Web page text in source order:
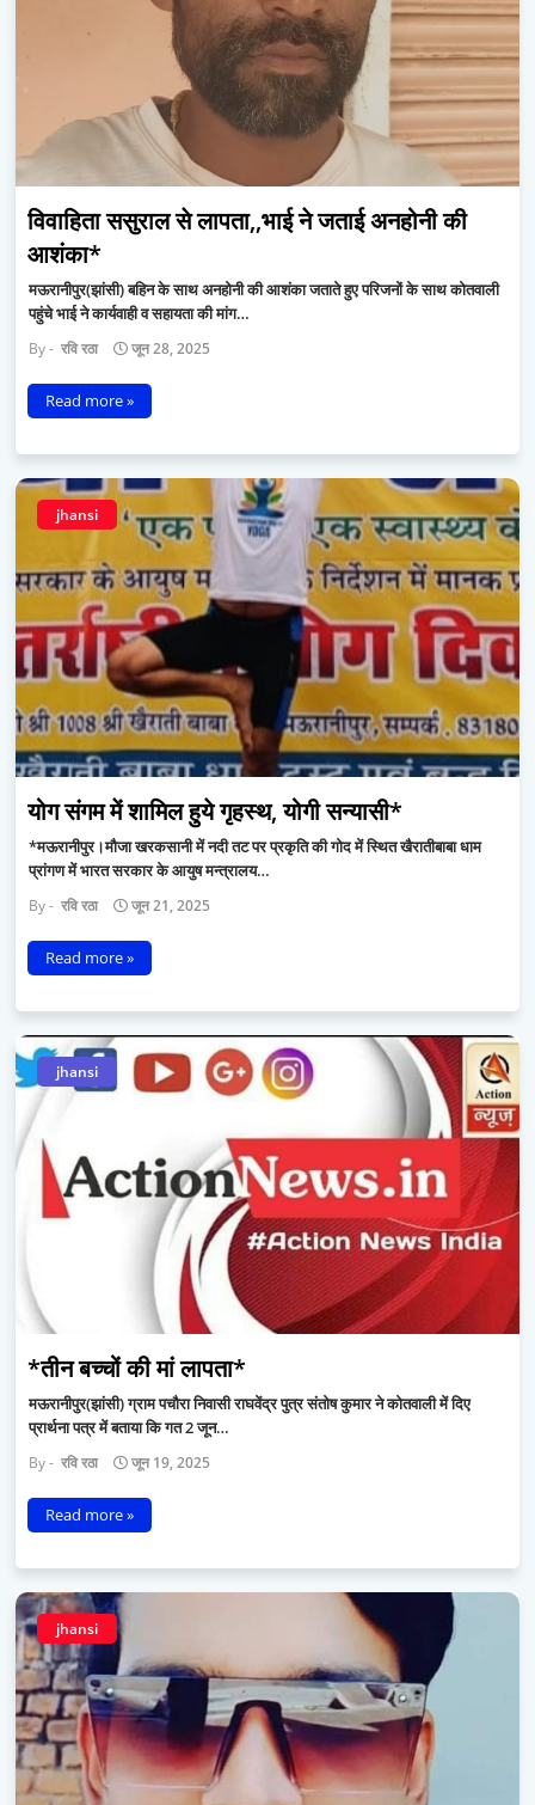
विवाहिता ससुराल से लापता,,भाई ने जताई अनहोनी की
आशंका*
मऊरानीपुर(झांसी) बहिन के साथ अनहोनी की आशंका जताते हुए परिजनों के साथ कोतवाली
पहुंचे भाई ने कार्यवाही व सहायता की मांग…
रवि रठा जून 28, 2025
Read more »
jhansi
योग संगम में शामिल हुये गृहस्थ, योगी सन्यासी*
*मऊरानीपुर।मौजा खरकसानी में नदी तट पर प्रकृति की गोद में स्थित खैरातीबाबा धाम
प्रांगण में भारत सरकार के आयुष मन्त्रालय…
रवि रठा जून 21, 2025
Read more »
jhansi
*तीन बच्चों की मां लापता*
मऊरानीपुर(झांसी) ग्राम पचौरा निवासी राघवेंद्र पुत्र संतोष कुमार ने कोतवाली में दिए
प्रार्थना पत्र में बताया कि गत 2 जून…
रवि रठा जून 19, 2025
Read more »
jhansi